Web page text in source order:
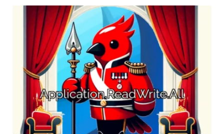
entsprechend habe ich es vorerst beiseite
gelegt, um den Artikel abszuschließen. Das
Thema ließ mich aber nicht los, da... »
weiterlesen